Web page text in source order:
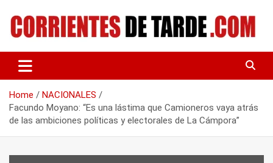
content
CORRIENTES DE TARDE
Home
NACIONALES
Facundo Moyano: “Es una lástima que Camioneros vaya atrás
de las ambiciones políticas y electorales de La Cámpora”